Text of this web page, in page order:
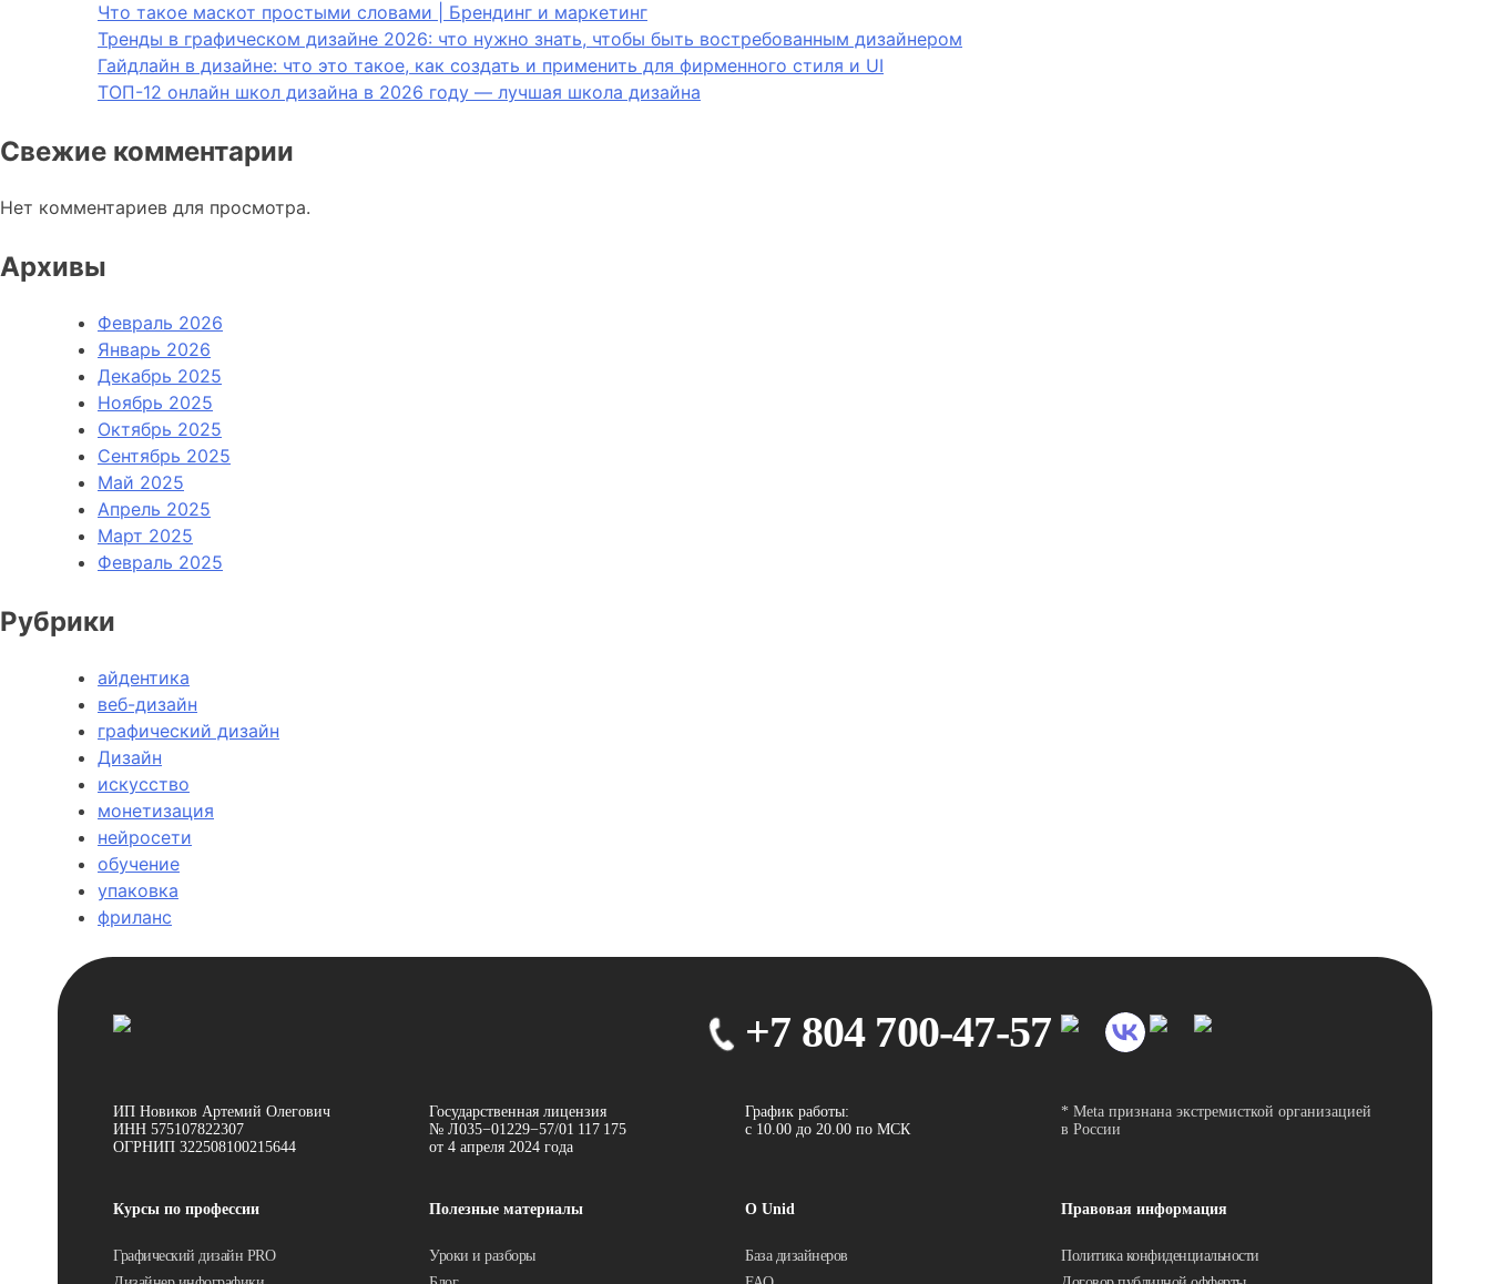
Что такое маскот простыми словами | Брендинг и маркетинг
Тренды в графическом дизайне 2026: что нужно знать, чтобы быть востребованным дизайнером
Гайдлайн в дизайне: что это такое, как создать и применить для фирменного стиля и UI
ТОП-12 онлайн школ дизайна в 2026 году — лучшая школа дизайна
Свежие комментарии
Нет комментариев для просмотра.
Архивы
Февраль 2026
Январь 2026
Декабрь 2025
Ноябрь 2025
Октябрь 2025
Сентябрь 2025
Май 2025
Апрель 2025
Март 2025
Февраль 2025
Рубрики
айдентика
веб-дизайн
графический дизайн
Дизайн
искусство
монетизация
нейросети
обучение
упаковка
фриланс
+7 804 700-47-57
ИП Новиков Артемий Олегович
ИНН 575107822307
ОГРНИП 322508100215644
Государственная лицензия
№ Л035−01229−57/01 117 175
от 4 апреля 2024 года
График работы:
с 10.00 до 20.00 по МСК
* Meta признана экстремисткой организацией
в России
Курсы по профессии
Графический дизайн PRO
Полезные материалы
Уроки и разборы
О Unid
База дизайнеров
Правовая информация
Политика конфиденциальности